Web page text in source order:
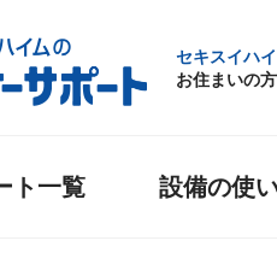
セキスイハ
お住まいの
ト一覧 設備の使